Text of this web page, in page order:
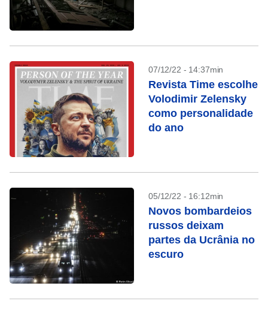
07/12/22 - 14:37min
Revista Time escolhe
Volodimir Zelensky
como personalidade
do ano
05/12/22 - 16:12min
Novos bombardeios
russos deixam
partes da Ucrânia no
escuro